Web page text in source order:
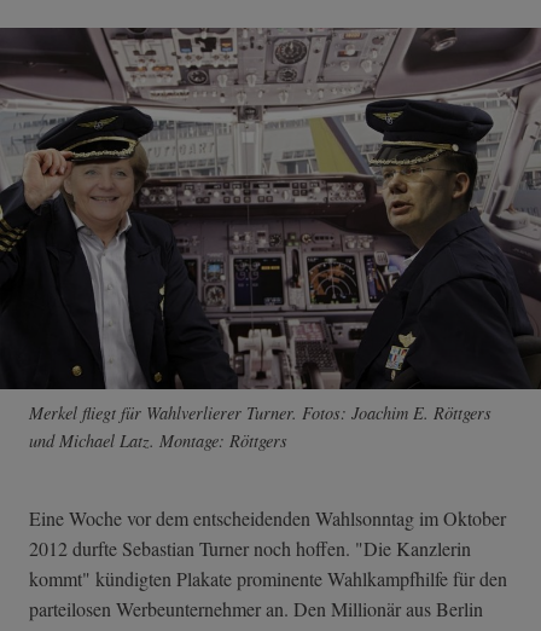
Merkel fliegt für Wahlverlierer Turner. Fotos: Joachim E. Röttgers
und Michael Latz. Montage: Röttgers
Eine Woche vor dem entscheidenden Wahlsonntag im Oktober
2012 durfte Sebastian Turner noch hoffen. "Die Kanzlerin
kommt" kündigten Plakate prominente Wahlkampfhilfe für den
parteilosen Werbeunternehmer an. Den Millionär aus Berlin